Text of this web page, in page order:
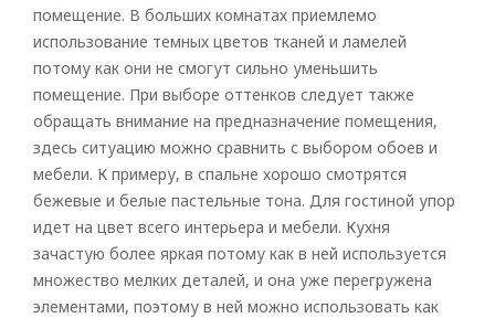
помещение. В больших комнатах приемлемо
использование темных цветов тканей и ламелей
потому как они не смогут сильно уменьшить
помещение. При выборе оттенков следует также
обращать внимание на предназначение помещения,
здесь ситуацию можно сравнить с выбором обоев и
мебели. К примеру, в спальне хорошо смотрятся
бежевые и белые пастельные тона. Для гостиной упор
идет на цвет всего интерьера и мебели. Кухня
зачастую более яркая потому как в ней используется
множество мелких деталей, и она уже перегружена
элементами, поэтому в ней можно использовать как